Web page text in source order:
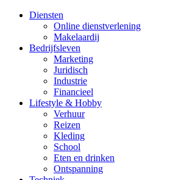
Diensten
Online dienstverlening
Makelaardij
Bedrijfsleven
Marketing
Juridisch
Industrie
Financieel
Lifestyle & Hobby
Verhuur
Reizen
Kleding
School
Eten en drinken
Ontspanning